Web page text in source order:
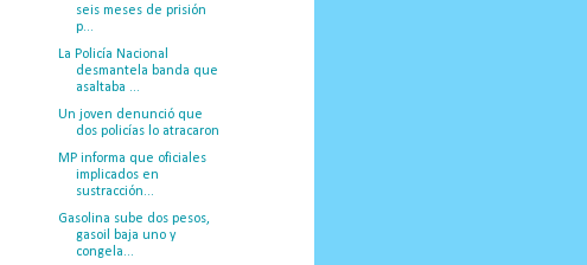
seis meses de prisión
p...
La Policía Nacional
desmantela banda que
asaltaba ...
Un joven denunció que
dos policías lo atracaron
MP informa que oficiales
implicados en
sustracción...
Gasolina sube dos pesos,
gasoil baja uno y
congela...